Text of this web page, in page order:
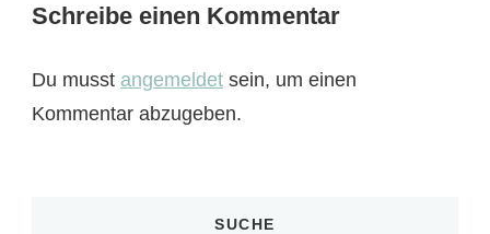
Schreibe einen Kommentar
Du musst angemeldet sein, um einen
Kommentar abzugeben.
SUCHE